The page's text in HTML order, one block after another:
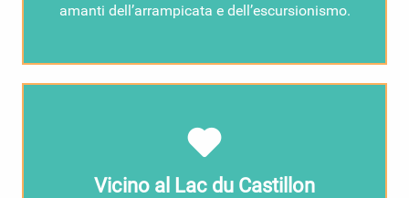
amanti dell’arrampicata e dell’escursionismo.
Vicino al Lac du Castillon